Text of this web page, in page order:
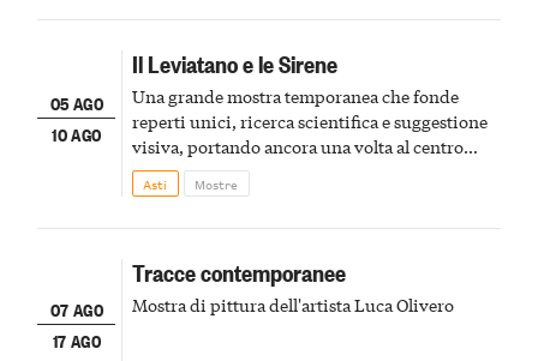
05 AGO
10 AGO
Il Leviatano e le Sirene
Una grande mostra temporanea che fonde
reperti unici, ricerca scientifica e suggestione
visiva, portando ancora una volta al centro
della scena le meraviglie del passato astigiano
Asti Mostre
07 AGO
17 AGO
Tracce contemporanee
Mostra di pittura dell'artista Luca Olivero